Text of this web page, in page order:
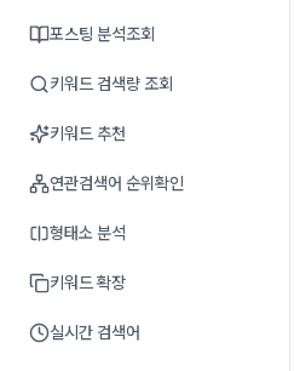
포스팅 분석조회
키워드 검색량 조회
키워드 추천
연관검색어 순위확인
형태소 분석
키워드 확장
실시간 검색어